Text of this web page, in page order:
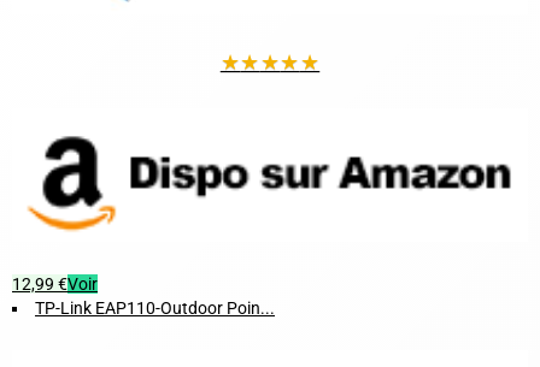
★★★★★
12,99 €Voir
TP-Link EAP110-Outdoor Poin...